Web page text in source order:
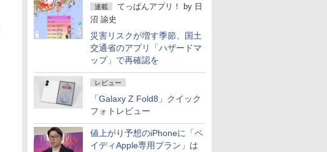
連載 てっぱんアプリ！ by 日
沼 諭史
災害リスクが増す季節、国土
交通省のアプリ「ハザードマ
ップ」で再確認を
レビュー
「Galaxy Z Fold8」クイック
フォトレビュー
値上がり予想のiPhoneに「ペ
イディApple専用プラン」は